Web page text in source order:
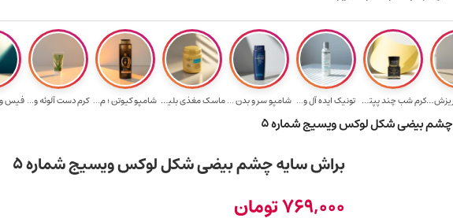
شامپو ضد ریزش و... کرم شب چند پپتی... تونیک ایده آل و... شامپو سر و بدن ... ماسک مغذی بلیتا... شامپو کیوتن ؛ م... کرم دست آلوئه و...
چشم بیضی شکل لوکس ویسیج شماره 5
براش سایه چشم بیضی شکل لوکس ویسیج شماره 5
769,000تومان